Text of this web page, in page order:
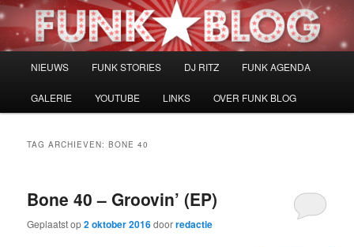
Spring
naar
Spring
naar
NIEUWS FUNK STORIES DJ RITZ FUNK AGENDA
GALERIE YOUTUBE LINKS OVER FUNK BLOG
TAG ARCHIEVEN:BONE 40
Bone 40 – Groovin’ (EP)
Geplaatst op2 oktober 2016doorredactie